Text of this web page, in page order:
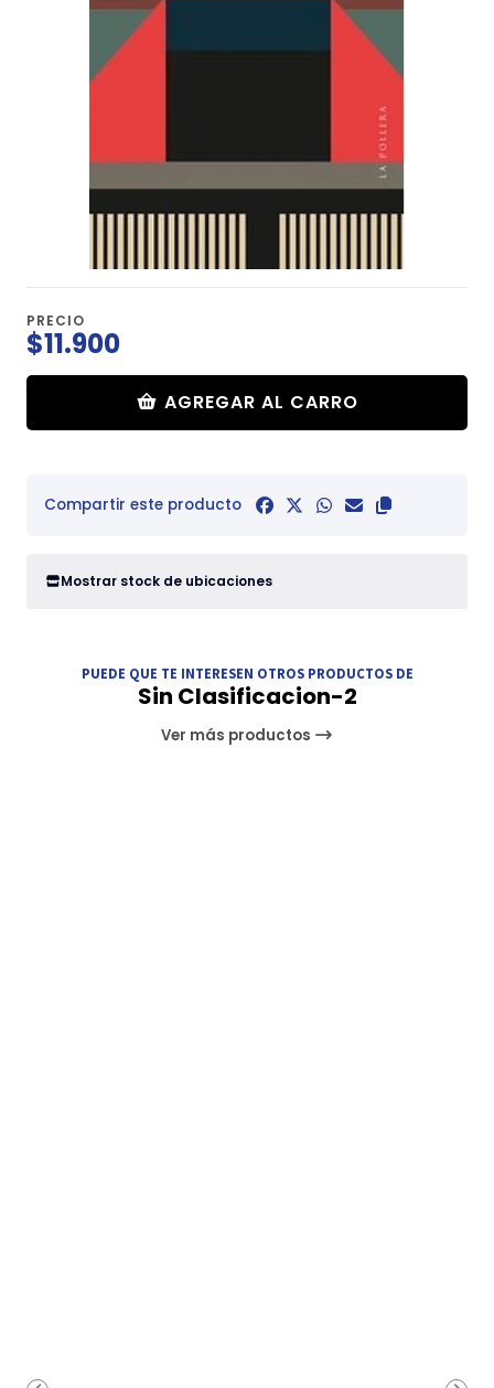
PRECIO
$11.900
AGREGAR AL CARRO
Compartir este producto
Mostrar stock de ubicaciones
PUEDE QUE TE INTERESEN OTROS PRODUCTOS DE
Sin Clasificacion-2
Ver más productos